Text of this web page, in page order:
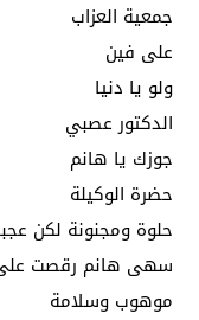
جمعية العزاب
على فين
ولو يا دنيا
الدكتور عصبي
جوزك يا هانم
حضرة الوكيلة
حلوة ومجنونة لكن
سهى هانم رقصت على
موهوب وسلامة